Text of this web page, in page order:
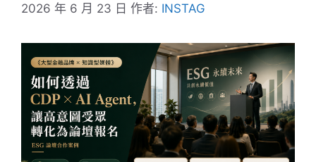
2026 年 6 月 23 日 作者: INSTAG